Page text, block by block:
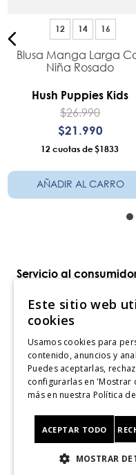
12 14 16
Blusa Manga Larga
Niña Rosado
Hush Puppies Kids
$26.990
$21 .990
12 $1833
AÑADIR AL CARRO
Servicio al
Centro De Ayuda
¿Dónde Viene Mi
Ver Boleta / Ticket de
Retiro En Tienda
Giftcard
CyberMonday
CyberDay
Legal
Este sitio web
cookies
Usamos cookies para
contenido, anuncios y
Puedes aceptarlas,
configurarlas en 'Mostrar
más en nuestra Política
ACEPTAR TODO
MOSTRAR